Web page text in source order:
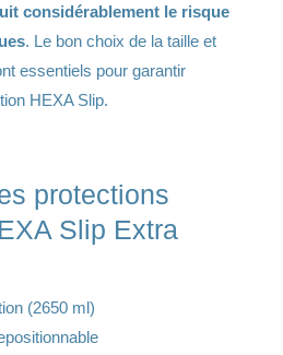
considérablement le risque
. Le bon choix de la taille et
essentiels pour garantir
HEXA Slip.
protections
Slip Extra
(2650 ml)